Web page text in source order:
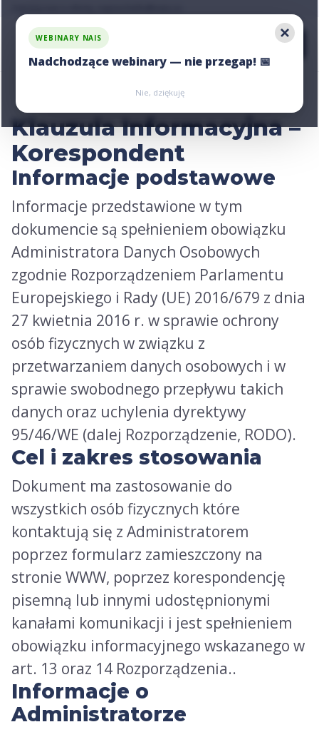
Klauzula Informacyjna –
Korespondent
Informacje podstawowe
Informacje przedstawione w tym
dokumencie są spełnieniem obowiązku
Administratora Danych Osobowych
zgodnie Rozporządzeniem Parlamentu
Europejskiego i Rady (UE) 2016/679 z dnia
27 kwietnia 2016 r. w sprawie ochrony
osób fizycznych w związku z
przetwarzaniem danych osobowych i w
sprawie swobodnego przepływu takich
danych oraz uchylenia dyrektywy
95/46/WE (dalej Rozporządzenie, RODO).
Cel i zakres stosowania
Dokument ma zastosowanie do
wszystkich osób fizycznych które
kontaktują się z Administratorem
poprzez formularz zamieszczony na
stronie WWW, poprzez korespondencję
pisemną lub innymi udostępnionymi
kanałami komunikacji i jest spełnieniem
obowiązku informacyjnego wskazanego w
art. 13 oraz 14 Rozporządzenia..
Informacje o
Administratorze
WEBINARY NAIS
Nadchodzące webinary — nie przegap! 📅
Zarejestruj się
Zarejestruj się
Nie, dziękuję